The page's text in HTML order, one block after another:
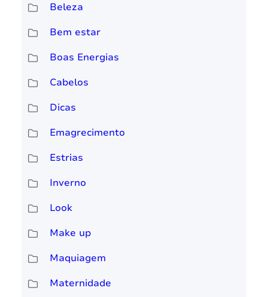
Beleza
Bem estar
Boas Energias
Cabelos
Dicas
Emagrecimento
Estrias
Inverno
Look
Make up
Maquiagem
Maternidade